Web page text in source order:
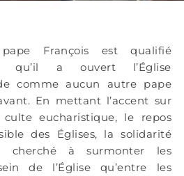
François est qualifié
qu’il a ouvert l’Église
comme aucun autre pape
En mettant l’accent sur
eucharistique, le repos
des Églises, la solidarité
cherché à surmonter les
de l’Église qu’entre les